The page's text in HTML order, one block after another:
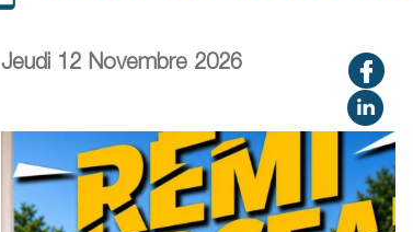
Jeudi 12 Novembre 2026